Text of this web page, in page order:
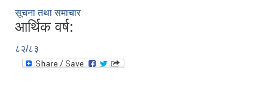
सूचना तथा समाचार
आर्थिक वर्ष:
८२/८३